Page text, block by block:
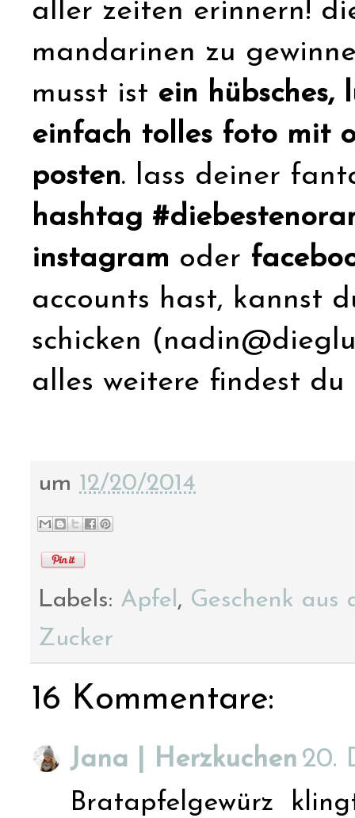
aller zeiten erinnern!
mandarinen zu
musst ist ein hübsches,
einfach tolles foto mit
posten. lass deiner
hashtag
instagram oder
accounts hast, kannst
schicken
alles weitere findest
um 12/20/2014
Labels: Apfel, Geschenk aus
Zucker
16 Kommentare:
Jana | Herzkuchen 20.
Bratapfelgewürz